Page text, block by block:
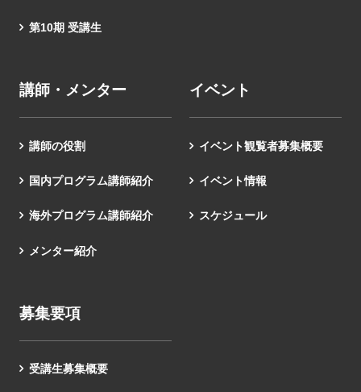
第10期 受講生
講師・メンター
講師の役割
国内プログラム講師紹介
海外プログラム講師紹介
メンター紹介
イベント
イベント観覧者募集概要
イベント情報
スケジュール
募集要項
受講生募集概要